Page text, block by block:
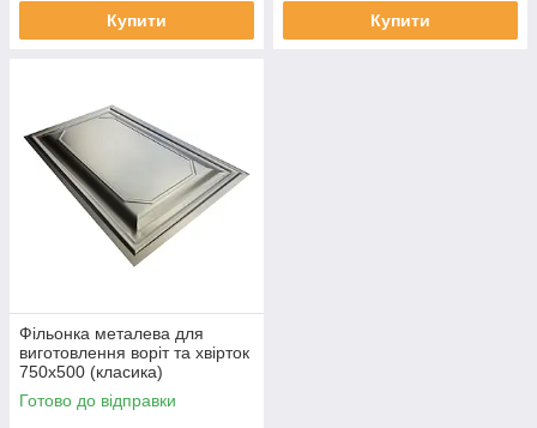
Купити Купити
Фільонка металева для
виготовлення воріт та хвірток
750х500 (класика)
Готово до відправки